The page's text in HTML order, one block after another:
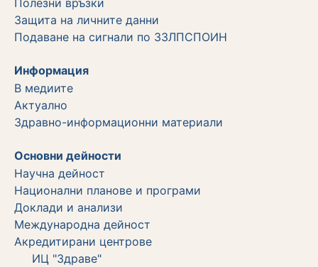
Защита на личните данни
Подаване на сигнали по ЗЗЛПСПОИН
Информация
В медиите
Актуално
Здравно-информационни материали
Основни дейности
Научна дейност
Национални планове и програми
Доклади и анализи
Международна дейност
Акредитирани центрове
ИЦ "Здраве"